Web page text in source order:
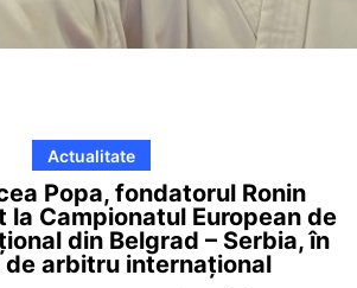
Actualitate
Popa, fondatorul Ronin
la Campionatul European de
din Belgrad – Serbia, în
arbitru internațional